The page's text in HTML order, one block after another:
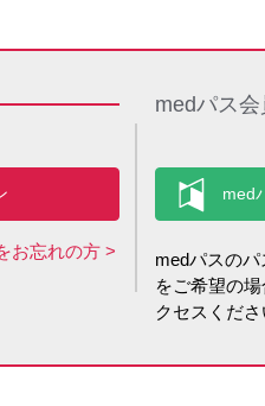
上につながっている。長崎
ムーズで、お互いに遠慮がな
お忘れの方
medパス
medパスの
をご希望の
クセスくださ